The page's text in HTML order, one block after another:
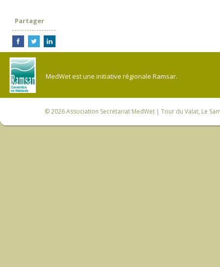
Partager
MedWet est une initiative régionale Ramsar.
© 2026Association Secrétariat MedWet | Tour du Valat, Le